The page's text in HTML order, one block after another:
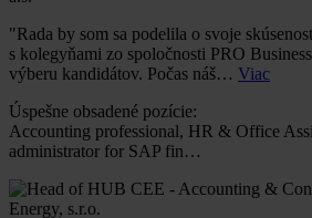
"Rada by som sa podelila o svoje
s kolegyňami zo spoločnosti PRO
výberu kandidátov. Počas náš… Viac
Úspešne obsadené pozície:
Accounting professional, HR & Office
administrator for SAP fin…